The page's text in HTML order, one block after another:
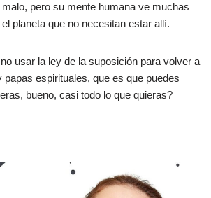
pero su mente humana ve muchas
planeta que no necesitan estar allí.
usar la ley de la suposición para volver a
papas espirituales, que es que puedes
bueno, casi todo lo que quieras?